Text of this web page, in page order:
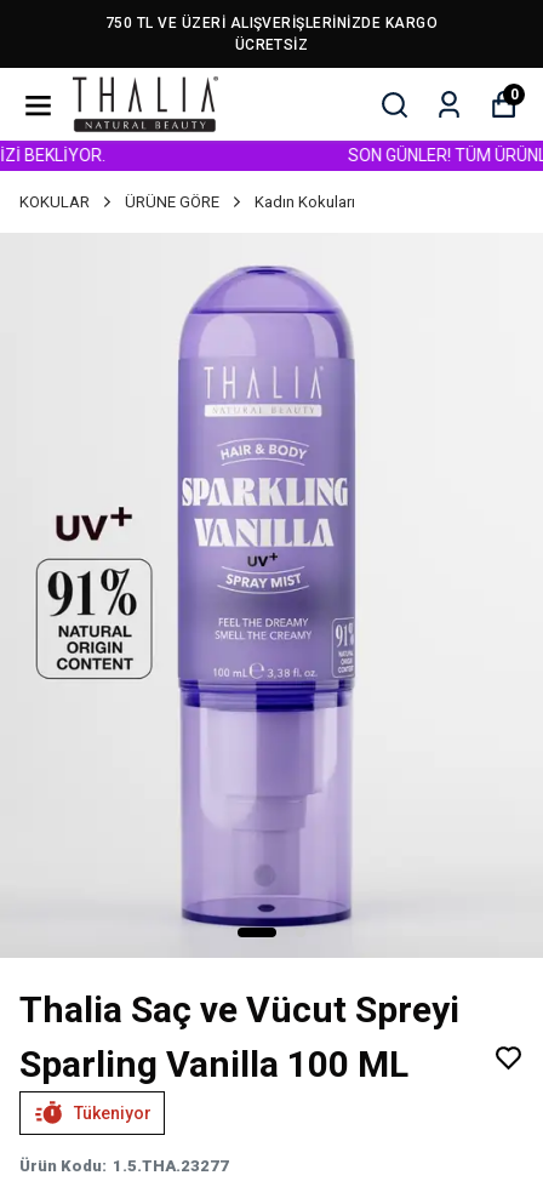
750 TL VE ÜZERİ ALIŞVERİŞLERİNİZDE KARGO
ÜCRETSİZ
0
SON GÜNLER! TÜM
KOKULAR ÜRÜNE GÖRE Kadın Kokuları
Thalia Saç ve Vücut Spreyi
Sparling Vanilla 100 ML
Tükeniyor
Ürün Kodu: 1.5.THA.23277